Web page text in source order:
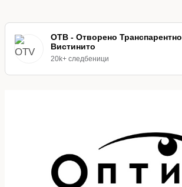
ОТВ - Отворено Транспарентно
Вистинито
20k+ следбеници